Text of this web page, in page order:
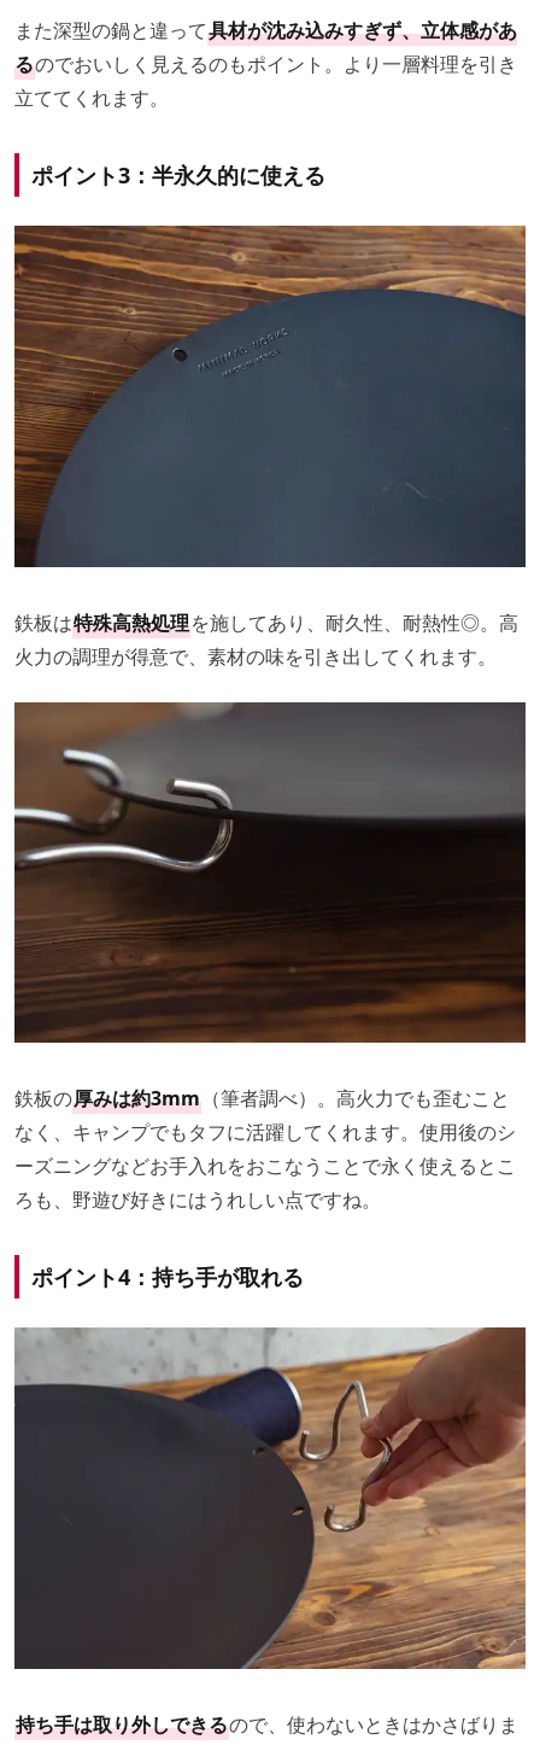
また深型の鍋と違って具材が沈み込みすぎず、立体感があ
るのでおいしく見えるのもポイント。より一層料理を引き
立ててくれます。
ポイント3：半永久的に使える
鉄板は特殊高熱処理を施してあり、耐久性、耐熱性◎。高
火力の調理が得意で、素材の味を引き出してくれます。
鉄板の厚みは約3mm （筆者調べ）。高火力でも歪むこと
なく、キャンプでもタフに活躍してくれます。使用後のシ
ーズニングなどお手入れをおこなうことで永く使えるとこ
ろも、野遊び好きにはうれしい点ですね。
ポイント4：持ち手が取れる
持ち手は取り外しできるので、使わないときはかさばりま